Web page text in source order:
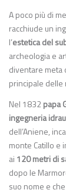
A poco più di
racchiude un
l’estetica del
archeologia e
diventare meta
principale
Nel 1832 papa
ingegneria
dell’Aniene,
monte Catillo e
ai 120 metri di
dopo le
suo nome e